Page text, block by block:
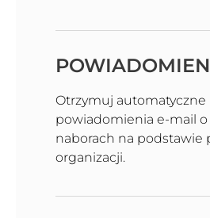
Otrzymuj automatyczne
powiadomienia e-mail
naborach na podstawie
organizacji.